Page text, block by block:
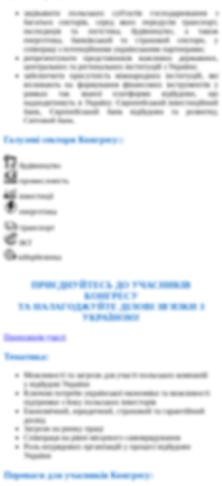
зацікавити польських суб'єктів господарювання з
багатьох секторів, серед яких передусім транспорт,
експедиція та логістика, будівництво, а також
енергетика, банківський та страховий сектори, у
співпраці з потенційними українськими партнерами;
репрезентувати представників важливих державних,
центральних та регіональних інституцій з України;
забезпечити присутність міжнародних інституцій, які
впливають на формування фінансових інструментів у
рамках так званої платформи відбудови, що
надходитимуть в Україну: Європейський інвестиційний
банк, Європейський банк відбудови та розвитку,
Світовий банк.
Галузеві сектори Конгресу::
будівництво
промисловість
інвестиції
енергетика
транспорт
ІКТ
кібербезпека
ПРИЄДНУЙТЕСЬ ДО УЧАСНИКІВ
КОНГРЕСУ
ТА НАЛАГОДЖУЙТЕ ДІЛОВІ ЗВ'ЯЗКИ З
УКРАЇНОЮ!
Пропозиція участі
Тематика:
Можливості та загрози для участі польських компаній
у відбудові України
Ключові потреби української економіки та можливості
підтримки з боку польських інвесторів
Економічний, юридичний, страховий та гарантійний
досвід
Загрози на ринку праці
Співпраця на рівні місцевого самоврядування
Роль неурядових організацій у процесі відбудови
України
Переваги для учасників Конгресу: